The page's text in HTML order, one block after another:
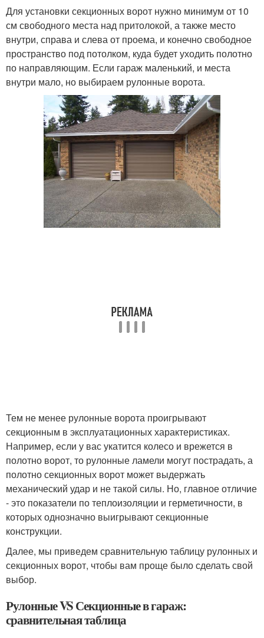
Для установки секционных ворот нужно минимум от 10
см свободного места над притолокой, а также место
внутри, справа и слева от проема, и конечно свободное
пространство под потолком, куда будет уходить полотно
по направляющим. Если гараж маленький, и места
внутри мало, но выбираем рулонные ворота.
Тем не менее рулонные ворота проигрывают
секционным в эксплуатационных характеристиках.
Например, если у вас укатится колесо и врежется в
полотно ворот, то рулонные ламели могут пострадать, а
полотно секционных ворот может выдержать
механический удар и не такой силы. Но, главное отличие
- это показатели по теплоизоляции и герметичности, в
которых однозначно выигрывают секционные
конструкции.
Далее, мы приведем сравнительную таблицу рулонных и
секционных ворот, чтобы вам проще было сделать свой
выбор.
Рулонные VS Секционные в гараж:
сравнительная таблица